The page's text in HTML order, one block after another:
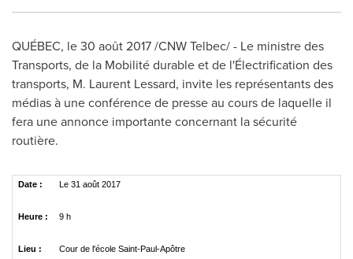
QUÉBEC, le 30 août 2017 /CNW Telbec/ - Le ministre des
Transports, de la Mobilité durable et de l'Électrification des
transports, M. Laurent Lessard, invite les représentants des
médias à une conférence de presse au cours de laquelle il
fera une annonce importante concernant la sécurité
routière.
Date : Le 31 août 2017
Heure : 9 h
Lieu :
Cour de l'école Saint-Paul-Apôtre